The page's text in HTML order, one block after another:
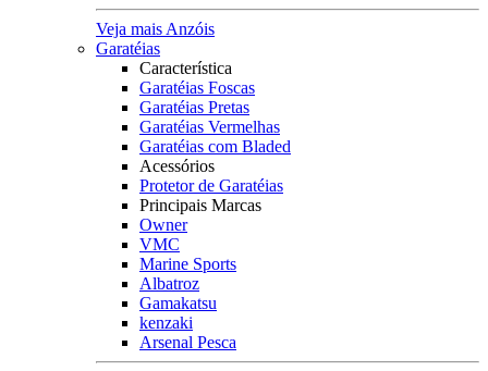
Veja mais Anzóis
Garatéias
Característica
Garatéias Foscas
Garatéias Pretas
Garatéias Vermelhas
Garatéias com Bladed
Acessórios
Protetor de Garatéias
Principais Marcas
Owner
VMC
Marine Sports
Albatroz
Gamakatsu
kenzaki
Arsenal Pesca